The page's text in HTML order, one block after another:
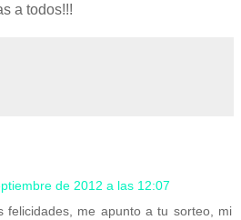
a todos!!!
de 2012 a las 12:07
felicidades, me apunto a tu sorteo, mi